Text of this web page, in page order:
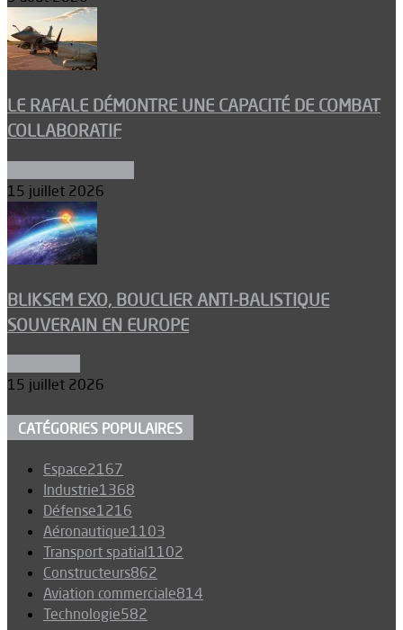
LE RAFALE DÉMONTRE UNE CAPACITÉ DE COMBAT
COLLABORATIF
15 juillet 2026
BLIKSEM EXO, BOUCLIER ANTI-BALISTIQUE
SOUVERAIN EN EUROPE
15 juillet 2026
CATÉGORIES POPULAIRES
Espace2167
Industrie1368
Défense1216
Aéronautique1103
Transport spatial1102
Constructeurs862
Aviation commerciale814
Technologie582